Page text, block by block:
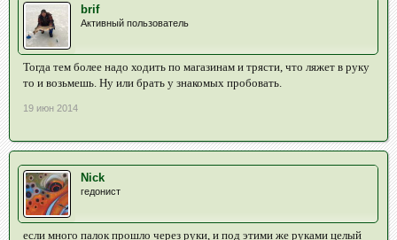
brif
Активный пользователь
Тогда тем более надо ходить по магазинам и трясти, что ляжет в руку
то и возьмешь. Ну или брать у знакомых пробовать.
19 июн 2014
Nick
гедонист
если много палок прошло через руки, и под этими же руками целый